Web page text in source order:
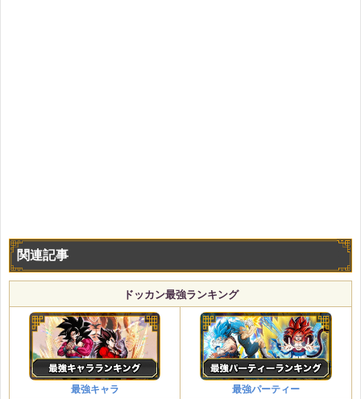
関連記事
ドッカン最強ランキング
最強キャラ 最強パーティー